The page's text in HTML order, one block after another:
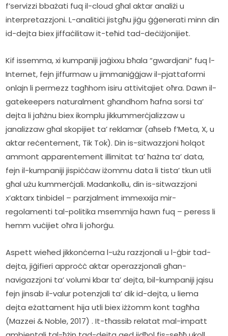
f’servizzi bbażati fuq il-cloud għal aktar analiżi u
interpretazzjoni. L-analitiċi jistgħu jiġu ġġenerati minn din
id-dejta biex jiffaċilitaw it-teħid tad-deċiżjonijiet.
Kif issemma, xi kumpaniji jaġixxu bħala “gwardjani” fuq l-
Internet, fejn jiffurmaw u jimmaniġġjaw il-pjattaformi
onlajn li permezz tagħhom isiru attivitajiet oħra. Dawn il-
gatekeepers naturalment għandhom ħafna sorsi ta’
dejta li jaħżnu biex ikomplu jikkummerċjalizzaw u
janalizzaw għal skopijiet ta’ reklamar (aħseb f’Meta, X, u
aktar reċentement, Tik Tok). Din is-sitwazzjoni ħolqot
ammont apparentement illimitat ta’ ħażna ta’ data,
fejn il-kumpaniji jispiċċaw iżommu data li tista’ tkun utli
għal użu kummerċjali. Madankollu, din is-sitwazzjoni
x’aktarx tinbidel – parzjalment immexxija mir-
regolamenti tal-politika msemmija hawn fuq – peress li
hemm vuċijiet oħra li joħorġu.
Aspett wieħed jikkonċerna l-użu razzjonali u l-ġbir tad-
dejta, jiġifieri approċċ aktar operazzjonali għan-
navigazzjoni ta’ volumi kbar ta’ dejta, bil-kumpaniji jqisu
fejn jinsab il-valur potenzjali ta’ dik id-dejta, u liema
dejta eżattament hija utli biex iżżomm kont tagħha
(Mazzei & Noble, 2017) . It-tħassib relatat mal-impatt